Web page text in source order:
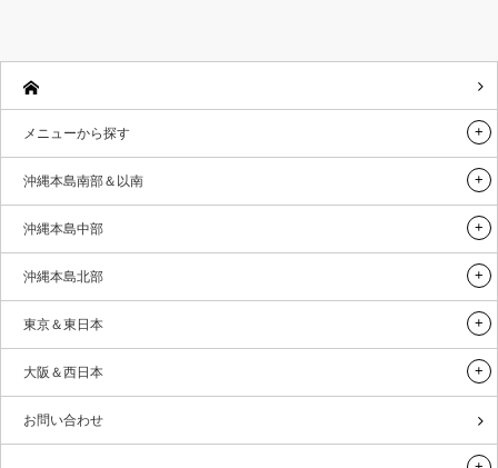
メニューから探す
沖縄本島南部＆以南
沖縄本島中部
沖縄本島北部
東京＆東日本
大阪＆西日本
お問い合わせ